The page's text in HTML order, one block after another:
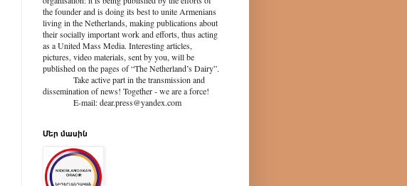
the founder and is doing its best to unite Armenians
living in the Netherlands, making publications about
their socially important work and efforts, thus acting
as a United Mass Media. Interesting articles,
pictures, video materials, sent by you, will be
published on the pages of “The Netherland’s Dairy”.
Take active part in the transmission and
dissemination of news! Together - we are a force!
E-mail: dear.press@yandex.com
Մեր մասին